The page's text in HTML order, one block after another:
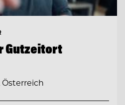
Gutzeitort
Österreich